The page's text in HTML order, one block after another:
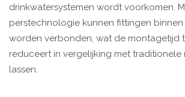
drinkwatersystemen wordt voorkomen.
perstechnologie kunnen fittingen
worden verbonden, wat de montagetijd
reduceert in vergelijking met
lassen.